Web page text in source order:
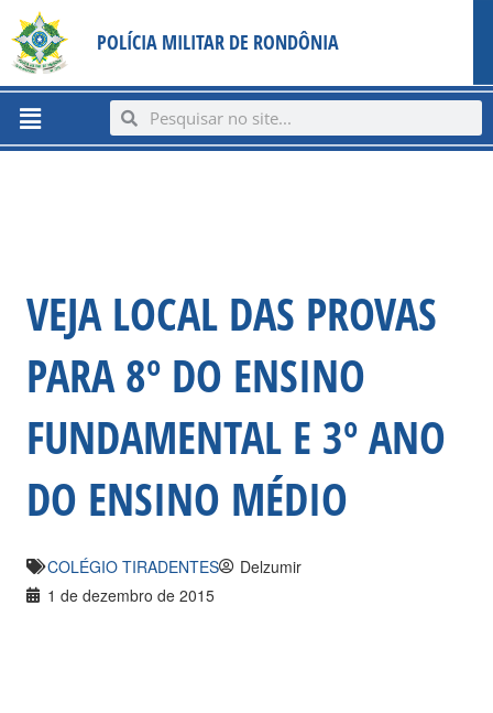
content
para
conteúdo
POLÍCIA MILITAR DE RONDÔNIA
Menu SearchSearch
VEJA LOCAL DAS PROVAS
PARA 8º DO ENSINO
FUNDAMENTAL E 3º ANO
DO ENSINO MÉDIO
COLÉGIO TIRADENTES
Delzumir
1 de dezembro de 2015